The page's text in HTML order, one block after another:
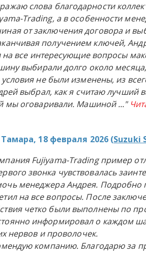
слова благодарности
Trading, а в особенности
от заключения договора и
получением ключей,
на все интересующие вопросы
выбирали долго около
не были изменены, из
выбрал, как я считаю лучший
мы оговаривали. Машиной..."
18 февраля 2026 (Suzuki
Fujiyama-Trading пример
звонка чувствовалась
менеджера Андрея. Подробно
на все вопросы. После
четко были выполнены по
информировал о каждом
нервов и проволочек.
компанию. Благодарю за